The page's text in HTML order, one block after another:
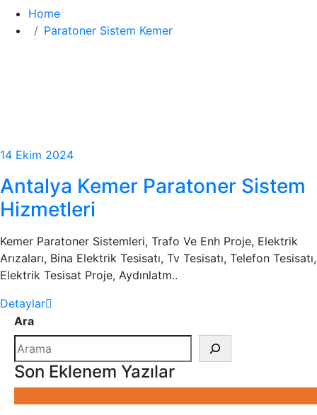
Home
Paratoner Sistem Kemer
14 Ekim 2024
Antalya Kemer Paratoner Sistem
Hizmetleri
Kemer Paratoner Sistemleri, Trafo Ve Enh Proje, Elektrik
Arızaları, Bina Elektrik Tesisatı, Tv Tesisatı, Telefon Tesisatı,
Elektrik Tesisat Proje, Aydınlatm..
Detaylar
Ara
Son Eklenem Yazılar